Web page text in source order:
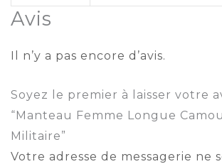
Avis
Il n’y a pas encore d’avis.
Soyez le premier à laisser votre
“Manteau Femme Longue
Militaire”
Votre adresse de messagerie ne